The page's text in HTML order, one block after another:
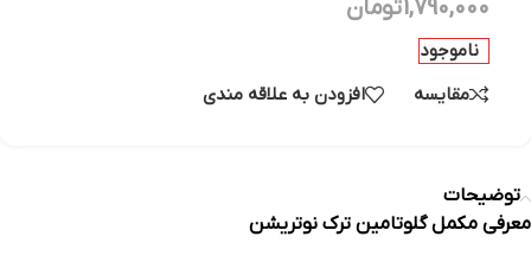
1,790,000تومان
ناموجود
مقایسه
افزودن به علاقه مندی
توضیحات
معرفی مکمل گلوتامین ترک نوتریشن